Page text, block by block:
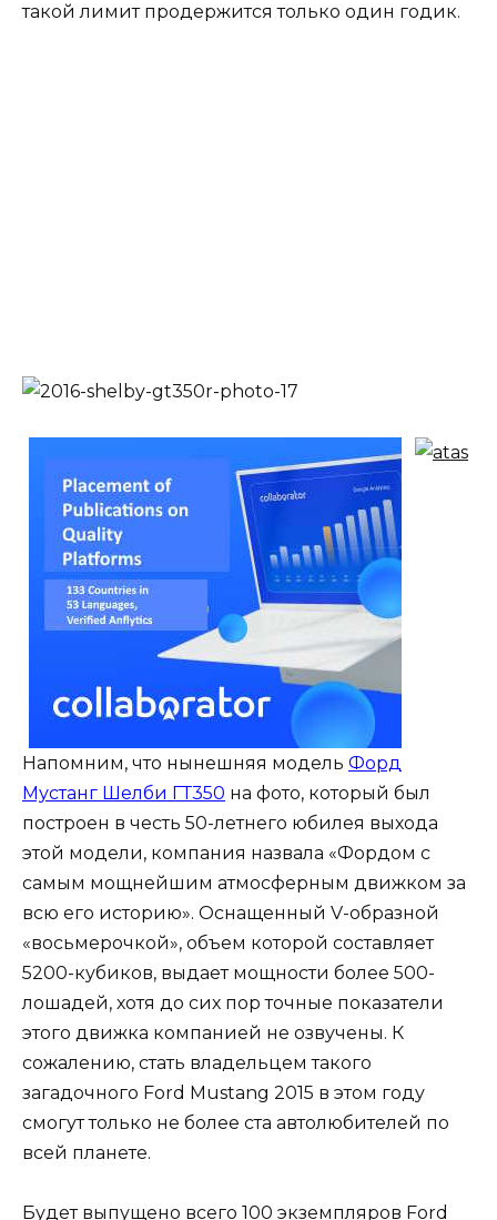
такой лимит продержится только один годик.
Напомним, что нынешняя модель Форд
Мустанг Шелби ГТ350 на фото, который был
построен в честь 50-летнего юбилея выхода
этой модели, компания назвала «Фордом с
самым мощнейшим атмосферным движком за
всю его историю». Оснащенный V-образной
«восьмерочкой», объем которой составляет
5200-кубиков, выдает мощности более 500-
лошадей, хотя до сих пор точные показатели
этого движка компанией не озвучены. К
сожалению, стать владельцем такого
загадочного Ford Mustang 2015 в этом году
смогут только не более ста автолюбителей по
всей планете.
Будет выпущено всего 100 экземпляров Ford